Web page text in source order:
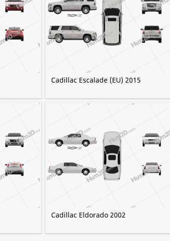
Cadillac Escalade (EU) 2015
Cadillac Eldorado 2002